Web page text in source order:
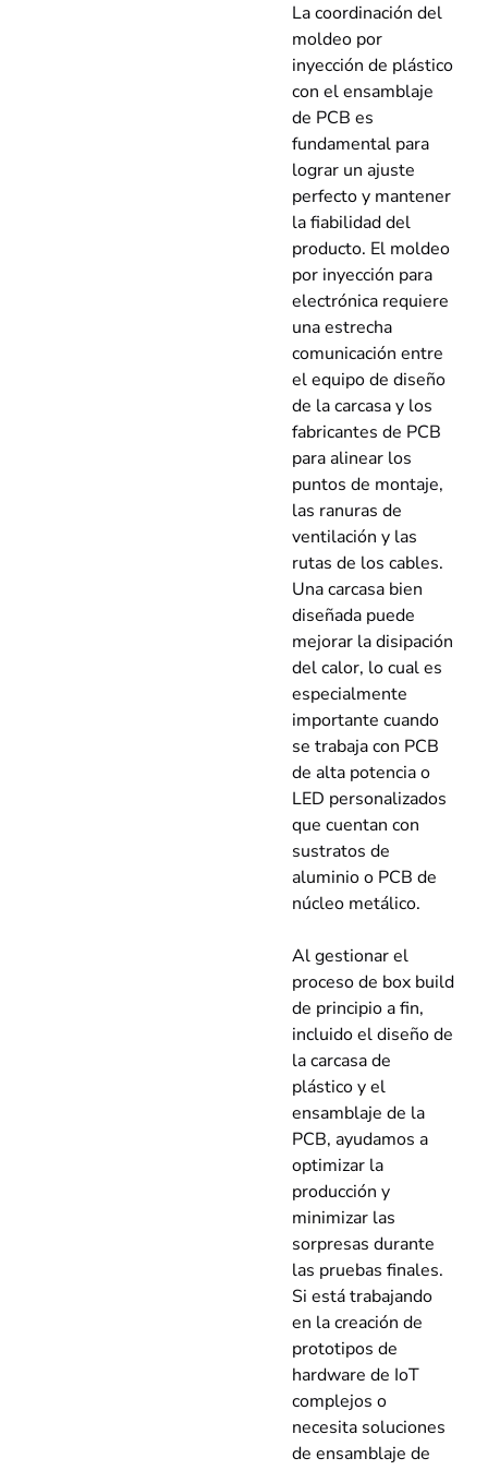
La coordinación del
moldeo por
inyección de plástico
con el ensamblaje
de PCB es
fundamental para
lograr un ajuste
perfecto y mantener
la fiabilidad del
producto. El moldeo
por inyección para
electrónica requiere
una estrecha
comunicación entre
el equipo de diseño
de la carcasa y los
fabricantes de PCB
para alinear los
puntos de montaje,
las ranuras de
ventilación y las
rutas de los cables.
Una carcasa bien
diseñada puede
mejorar la disipación
del calor, lo cual es
especialmente
importante cuando
se trabaja con PCB
de alta potencia o
LED personalizados
que cuentan con
sustratos de
aluminio o PCB de
núcleo metálico.
Al gestionar el
proceso de box build
de principio a fin,
incluido el diseño de
la carcasa de
plástico y el
ensamblaje de la
PCB, ayudamos a
optimizar la
producción y
minimizar las
sorpresas durante
las pruebas finales.
Si está trabajando
en la creación de
prototipos de
hardware de IoT
complejos o
necesita soluciones
de ensamblaje de